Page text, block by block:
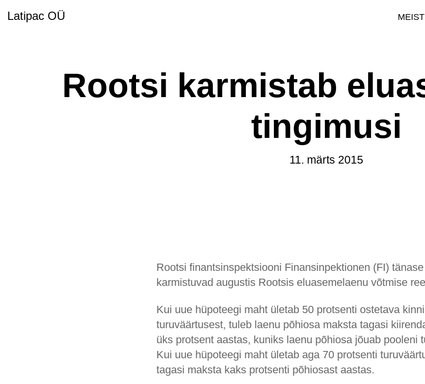
Latipac OÜ MEIST
Rootsi karmistab
tingimusi
11. märts 2015
Rootsi finantsinspektsiooni Finansinpektionen (FI)
karmistuvad augustis Rootsis eluasemelaenu võtmise
Kui uue hüpoteegi maht ületab 50 protsenti ostetava
turuväärtusest, tuleb laenu põhiosa maksta tagasi
üks protsent aastas, kuniks laenu põhiosa jõuab pooleni
Kui uue hüpoteegi maht ületab aga 70 protsenti
tagasi maksta kaks protsenti põhiosast aastas.